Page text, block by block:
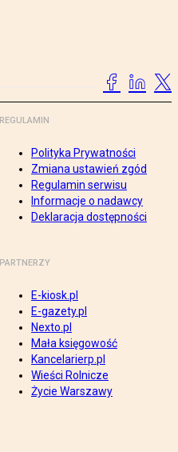
REGULAMIN
Polityka Prywatności
Zmiana ustawień zgód
Regulamin serwisu
Informacje o nadawcy
Deklaracja dostępności
PARTNERZY
E-kiosk.pl
E-gazety.pl
Nexto.pl
Mała księgowość
Kancelarierp.pl
Wieści Rolnicze
Życie Warszawy